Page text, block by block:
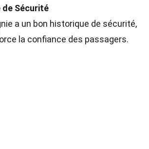
Sécurité
a un bon historique de sécurité,
la confiance des passagers.